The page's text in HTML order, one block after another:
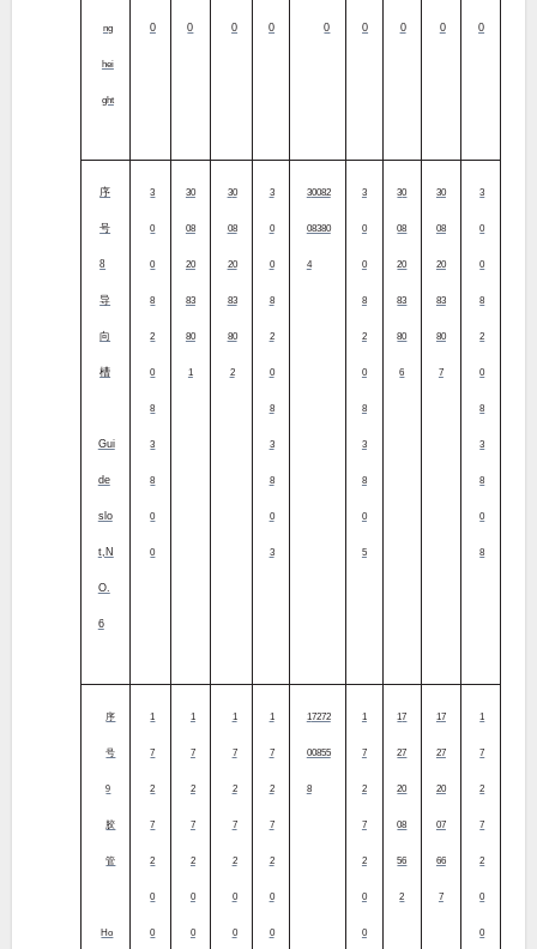
ng
hei
ght
0 0 0 0 0 0 0 0 0
序
号
8
导
向
槽
Gui
de
slo
t,N
O.
6
3
0
0
8
2
0
8
3
8
0
0
30
08
20
83
80
1
30
08
20
83
80
2
3
0
0
8
2
0
8
3
8
0
3
30082
08380
4
3
0
0
8
2
0
8
3
8
0
5
30
08
20
83
80
6
30
08
20
83
80
7
3
0
0
8
2
0
8
3
8
0
8
序
号
9
胶
管
Ho
1
7
2
7
2
0
0
1
7
2
7
2
0
0
1
7
2
7
2
0
0
1
7
2
7
2
0
0
17272
00855
8
1
7
2
7
2
0
0
17
27
20
08
56
2
17
27
20
07
66
7
1
7
2
7
2
0
0